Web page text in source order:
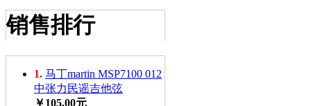
销售排行
1. 马丁martin MSP7100 012
中张力民谣吉他弦
￥105.00元